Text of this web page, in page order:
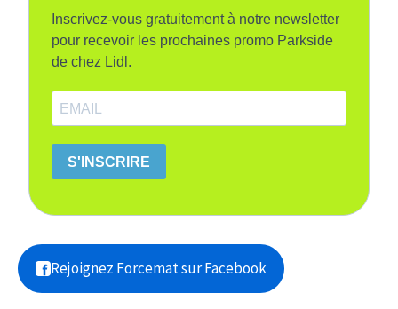
Inscrivez-vous gratuitement à notre newsletter
pour recevoir les prochaines promo Parkside
de chez Lidl.
S'INSCRIRE
Rejoignez Forcemat sur Facebook